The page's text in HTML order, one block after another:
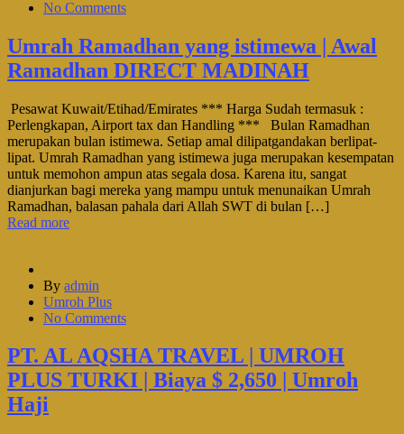
No Comments
Umrah Ramadhan yang istimewa | Awal
Ramadhan DIRECT MADINAH
Pesawat Kuwait/Etihad/Emirates *** Harga Sudah termasuk :
Perlengkapan, Airport tax dan Handling *** Bulan Ramadhan
merupakan bulan istimewa. Setiap amal dilipatgandakan berlipat-
lipat. Umrah Ramadhan yang istimewa juga merupakan kesempatan
untuk memohon ampun atas segala dosa. Karena itu, sangat
dianjurkan bagi mereka yang mampu untuk menunaikan Umrah
Ramadhan, balasan pahala dari Allah SWT di bulan […]
Read more
By admin
Umroh Plus
No Comments
PT. AL AQSHA TRAVEL | UMROH
PLUS TURKI | Biaya $ 2,650 | Umroh
Haji